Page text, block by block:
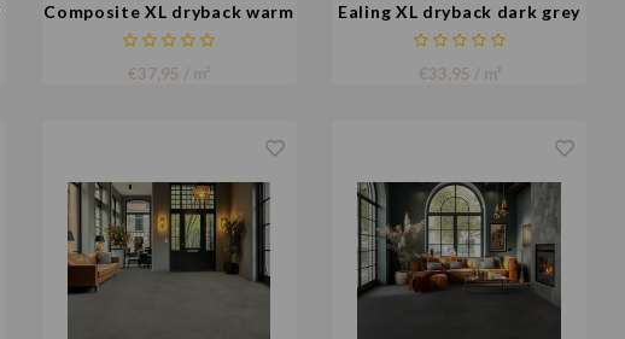
Composite XL dryback warm
grey
€37,95 / m²
Ealing XL dryback dark grey
€33,95 / m²